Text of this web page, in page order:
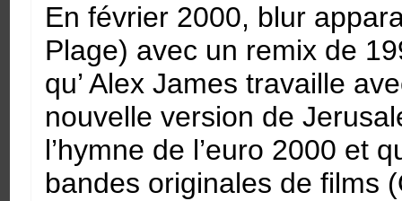
En février 2000, blur
Plage) avec un remix de
qu’ Alex James travaille
nouvelle version de
l’hymne de l’euro 2000 et
bandes originales de films